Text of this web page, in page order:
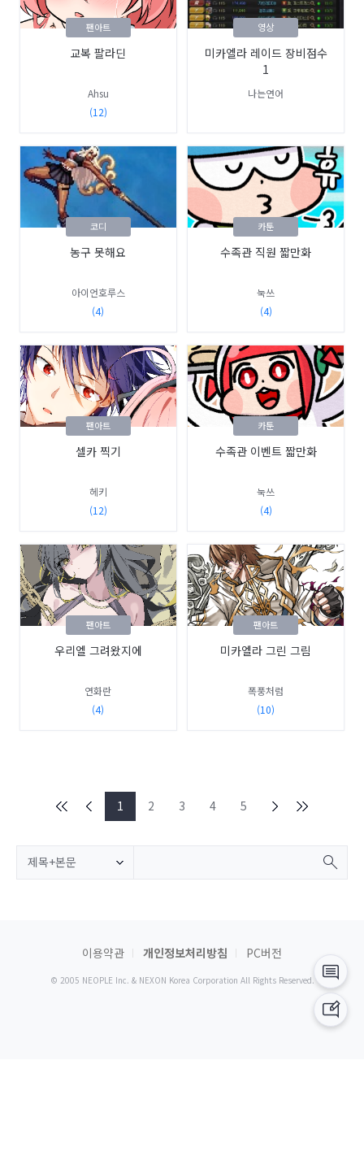
교복 팔라딘
Ahsu
(12)
팬아트
미카엘라 레이드 장비점수
1
나는연어
영상
농구 못해요
아이언호루스
(4)
코디
수족관 직원 짧만화
눅쓰
(4)
카툰
셀카 찍기
헤키
(12)
팬아트
수족관 이벤트 짧만화
눅쓰
(4)
카툰
우리엘 그려왔지에
연화란
(4)
팬아트
미카엘라 그린 그림
폭풍처럼
(10)
팬아트
1 2 3 4 5
제목+본문
이용약관 개인정보처리방침 PC버전
© 2005 NEOPLE Inc. & NEXON Korea Corporation All Rights Reserved.